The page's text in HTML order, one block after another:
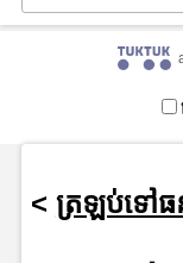
< ត្រឡប់ទៅធ